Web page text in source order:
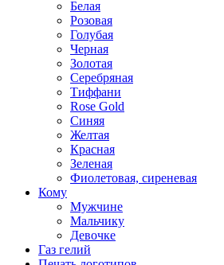
Белая
Розовая
Голубая
Черная
Золотая
Серебряная
Тиффани
Rose Gold
Синяя
Желтая
Красная
Зеленая
Фиолетовая, сиреневая
Кому
Мужчине
Мальчику
Девочке
Газ гелий